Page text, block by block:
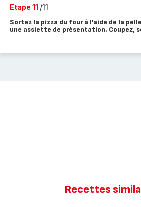
Etape 11 /11
Sortez la pizza du four à l’aide de la
une assiette de présentation. Coupez,
Recettes